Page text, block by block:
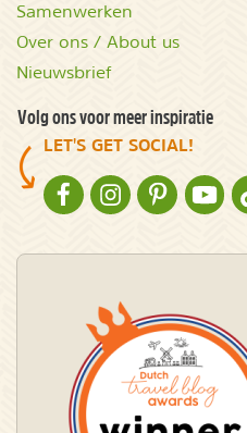
Samenwerken
Over ons / About us
Nieuwsbrief
Volg ons voor meer inspiratie
LET'S GET SOCIAL!
NATURESCANNER OP
NATURESCANNER